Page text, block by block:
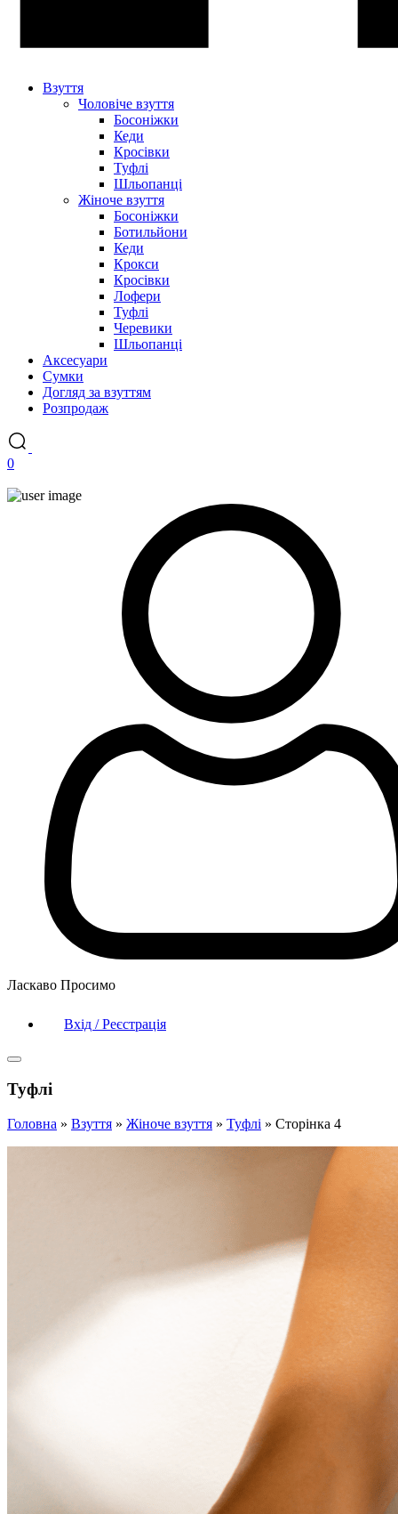
Взуття
Чоловіче взуття
Босоніжки
Кеди
Кросівки
Туфлі
Шльопанці
Жіноче взуття
Босоніжки
Ботильйони
Кеди
Крокси
Кросівки
Лофери
Туфлі
Черевики
Шльопанці
Аксесуари
Сумки
Догляд за взуттям
Розпродаж
0
Ласкаво Просимо
Вхід / Реєстрація
Туфлі
Головна » Взуття » Жіноче взуття » Туфлі » Сторінка 4